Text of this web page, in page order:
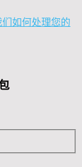
们如何处理您的